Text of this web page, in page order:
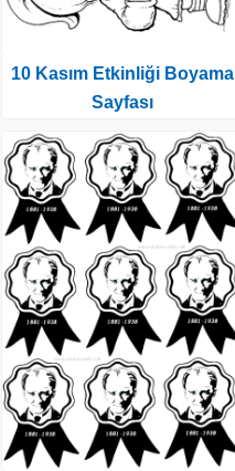
10 Kasım Etkinliği Boyama
Sayfası